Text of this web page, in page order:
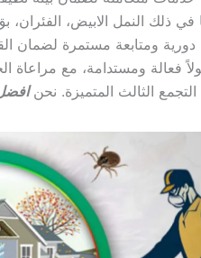
في ذلك النمل الابيض،
ومتابعة مستمرة لضمان
فعالة ومستدامة، مع مراعاة
الثالث المتميزة. نحن